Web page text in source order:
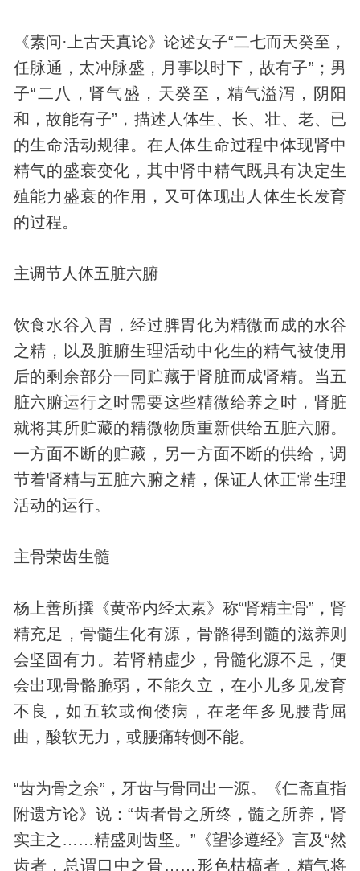
《素问·上古天真论》论述女子“二七而天癸至，
任脉通，太冲脉盛，月事以时下，故有子”；男
子“二八，肾气盛，天癸至，精气溢泻，阴阳
和，故能有子”，描述人体生、长、壮、老、已
的生命活动规律。在人体生命过程中体现肾中
精气的盛衰变化，其中肾中精气既具有决定生
殖能力盛衰的作用，又可体现出人体生长发育
的过程。
主调节人体五脏六腑
饮食水谷入胃，经过脾胃化为精微而成的水谷
之精，以及脏腑生理活动中化生的精气被使用
后的剩余部分一同贮藏于肾脏而成肾精。当五
脏六腑运行之时需要这些精微给养之时，肾脏
就将其所贮藏的精微物质重新供给五脏六腑。
一方面不断的贮藏，另一方面不断的供给，调
节着肾精与五脏六腑之精，保证人体正常生理
活动的运行。
主骨荣齿生髓
杨上善所撰《黄帝内经太素》称“肾精主骨”，肾
精充足，骨髓生化有源，骨骼得到髓的滋养则
会坚固有力。若肾精虚少，骨髓化源不足，便
会出现骨骼脆弱，不能久立，在小儿多见发育
不良，如五软或佝偻病，在老年多见腰背屈
曲，酸软无力，或腰痛转侧不能。
“齿为骨之余”，牙齿与骨同出一源。《仁斋直指
附遗方论》说：“齿者骨之所终，髓之所养，肾
实主之……精盛则齿坚。”《望诊遵经》言及“然
齿者，总谓口中之骨……形色枯槁者，精气将